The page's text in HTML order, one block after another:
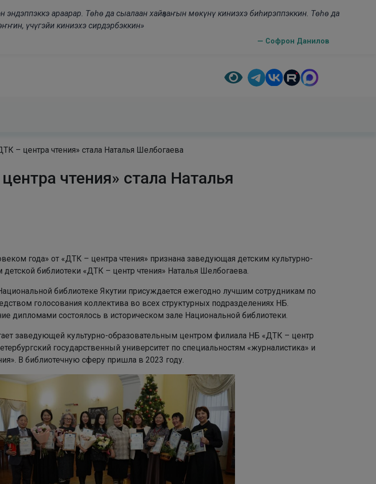
эндэппэккэ араарар. Төһө да сыалаан хайҕааҥын мөкүнү киниэхэ биһирэппэккин. Төһө да
үчүгэйи киниэхэ сирдэрбэккин»
— Софрон Данилов
– центра чтения» стала Наталья Шелбогаева
чтения» стала Наталья
года» от «ДТК – центра чтения» признана заведующая детским культурно-
библиотеки «ДТК – центр чтения» Наталья Шелбогаева.
библиотеке Якутии присуждается ежегодно лучшим сотрудникам по
голосования коллектива во всех структурных подразделениях НБ.
дипломами состоялось в историческом зале Национальной библиотеки.
заведующей культурно-образовательным центром филиала НБ «ДТК – центр
государственный университет по специальностям «журналистика» и
В библиотечную сферу пришла в 2023 году.